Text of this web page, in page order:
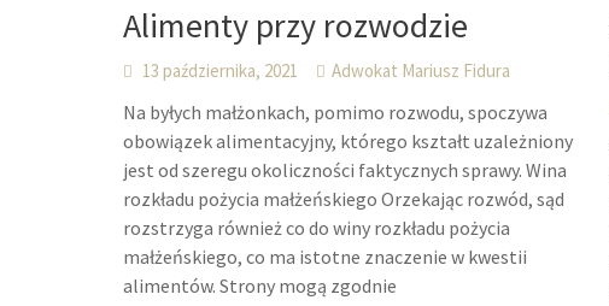
Alimenty przy rozwodzie
13 października, 2021 Adwokat Mariusz Fidura
Na byłych małżonkach, pomimo rozwodu, spoczywa
obowiązek alimentacyjny, którego kształt uzależniony
jest od szeregu okoliczności faktycznych sprawy. Wina
rozkładu pożycia małżeńskiego Orzekając rozwód, sąd
rozstrzyga również co do winy rozkładu pożycia
małżeńskiego, co ma istotne znaczenie w kwestii
alimentów. Strony mogą zgodnie